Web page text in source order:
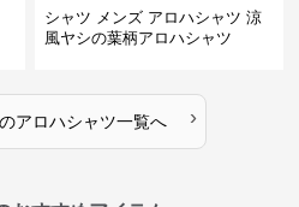
シャツ メンズ アロハシャツ 涼
風ヤシの葉柄アロハシャツ
のアロハシャツ一覧へ ›